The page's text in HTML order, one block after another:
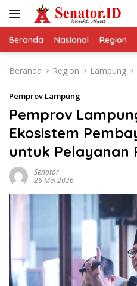
Beranda Nasional Region
Beranda Region Lampung
Pemprov Lampung
Pemprov
Ekosistem
untuk Pelayanan
Senator
26 Mei 2026